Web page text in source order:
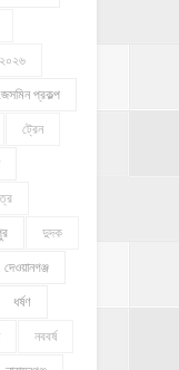
প্রকল্প
ট্রেন
দুদক
দেওয়ানগঞ্জ
ধর্ষণ
নববর্ষ